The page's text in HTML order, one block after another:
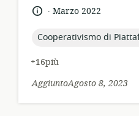
lingua:
.
data
pubblicazione:
Marzo 2022
topic:
Cooperativismo di
+16più
AggiuntoAgosto 8, 2023